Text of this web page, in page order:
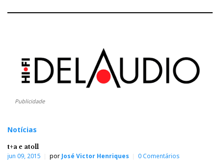
Publicidade
Notícias
t+a e atoll
jun 09, 2015 por José Victor Henriques 0 Comentários